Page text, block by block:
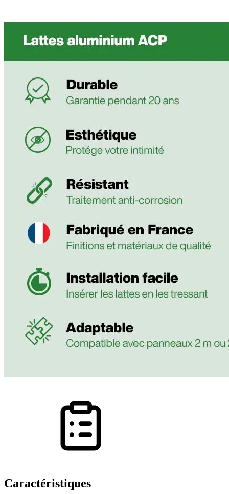
Caractéristiques